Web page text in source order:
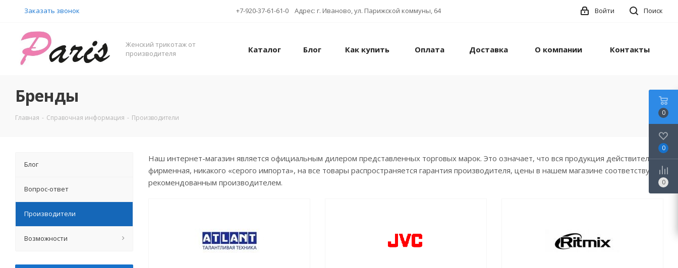
Заказать звонок +7-920-37-61-61-0 Адрес: г. Иваново, ул. Парижской коммуны, 64 Поиск
Войти
Женский трикотаж от
производителя
Каталог Блог Как купить Оплата Доставка О компании Контакты
Бренды
Главная - Справочная информация - Производители
Наш интернет-магазин является официальным дилером представленных торговых марок. Это означает, что вся продукция действительно
фирменная, никакого «серого импорта», на все товары распространяется гарантия производителя, цены в нашем магазине соответствуют,
рекомендованным производителем.
Блог
Вопрос-ответ
Производители
Возможности
0
0
0